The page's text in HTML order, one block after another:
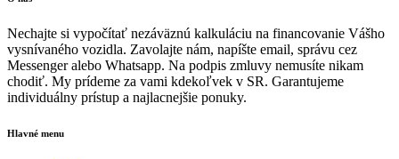
Nechajte si vypočítať nezáväznú kalkuláciu na financovanie Vášho
vysnívaného vozidla. Zavolajte nám, napíšte email, správu cez
Messenger alebo Whatsapp. Na podpis zmluvy nemusíte nikam
chodiť. My prídeme za vami kdekoľvek v SR. Garantujeme
individuálny prístup a najlacnejšie ponuky.
Hlavné menu